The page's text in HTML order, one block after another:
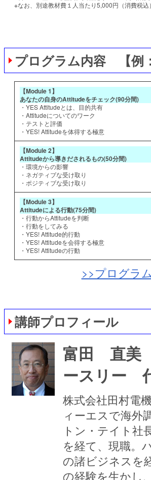
※なお、別途教材費１人当たり5,000円（消費税込
プログラム内容 【例
【Module 1】
あなたの自身のAttitudeをチェック(90分間)
・YES Attitudeとは、目的共有
・Attitudeについてのワーク
・テストと評価
・YES! Attitudeを体得する極意
【Module 2】
Attitudeから導きだされるもの(50分間)
・環境からの影響
・ネガティブな受け取り
・ポジティブな受け取り
【Module 3】
Attitudeによる行動(75分間)
・行動からAttitudeを判断
・行動をしてみる
・YES! Attitude的行動
・YES! Attitudeを会得する極意
・YES! Attitudeの行動
>>プログラ
講師プロフィール
富田 直美
ースリー
株式会社田村電
ィーエスで海外
トン・テイト社
を経て、現職。
の諸ビジネスを
の経験を生かし